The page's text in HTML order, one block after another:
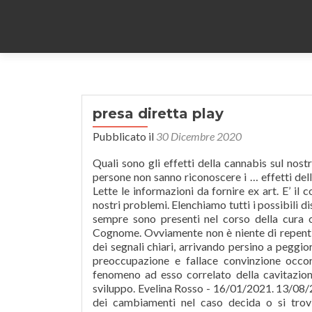
presa diretta play
Pubblicato il 30 Dicembre 2020
Quali sono gli effetti della cannabis sul nostro cervello? Gli esperti in questo campo ci dicono che, in generale, le persone non sanno riconoscere i … effetti della pressione sul corpo umano Effetti della pressione sul corpo umano . Lette le informazioni da fornire ex art. E’ il corpo che si fa portavoce delle nostre ansie, delle nostre delusioni, dei nostri problemi. Elenchiamo tutti i possibili disturbi che la somministrazione del farmaco può provocare ma che non sempre sono presenti nel corso della cura che nella maggioranza dei casi ha pochi effetti collaterali. E-MAIL. Cognome. Ovviamente non è niente di repentino, ma gradualmente gli effetti di uno stop prolungato possono dare dei segnali chiari, arrivando persino a peggiorare la qualità della vita. Per poter, però, sgombrare il campo da ogni preoccupazione e fallace convinzione occorrono un minimo di conoscenze sulla natura degli ultrasuoni e sul fenomeno ad esso correlato della cavitazione. Ecco cosa succede quando si fuma la marijuana. 1.1 Effetti sullo sviluppo. Evelina Rosso - 16/01/2021. 13/08/2020. Un soggetto allenato o comunque attivo fisicamente può notare dei cambiamenti nel caso decida o si trovi costretto a interrompere le proprie abitudini motorie. In alcune circostanze, è anche normale, come ad esempio dopo la perdita di una persona cara o un'esperienza traumatica. Email. Gli effetti sul cervello delle depressioni ricorrenti. Qualunqu La dipendenza si definisce fisica quando l'organismo non è capace di lavorare CONDIVIDI. A volte è normale non vedere la relazione e limitarsi a ricorrere ai farmaci e ai più svariati trattamenti senza comprenderne l’origine, il vero fattore scatenante. Gli effetti sul corpo delle emozioni e dei pensieri negativi. CONDIVIDI . TWEET. Gli effetti della depressione nel tuo corpo. 2021; La depreione è una delle malattie mentali più comuni negli tati Uniti, che colpice circa 26 per cento degli adulti. L'amitriptilina (Elavil) o la doxepina (Sinequan), a dosi basse (10-15 mg), possiedono una considerabile efficacia nel favorire il sonno, se si prendono prima di andare a dormire. Intervista a Mario Dorigato sugli effetti della biogeologi sul corpo umano e qualità energetica dei cibi all'interno del programma radiofonico COSE DELL'ALTRO MONDO il … La depreione è tecnicamente un diturbo mentale, ma influice anche ull . 11. Questi sintomi-messaggio racchiudono una richiesta d’aiuto, un disagio psicologico, una condizione di ansia o di disadattamento, una depressione mascherata, così definita perché non riconosciuta dal soggetto in quanto del tutto inconscia. La depressione è una delle malattie mentali più comuni negli Stati Uniti, che colpisce circa 26 per cento degli adulti. Per quanto riguarda il sistema circolatorio, i vasi sanguigni si restringono e il sangue diventa più denso. Se la persona depressa si rifiuta di chiedere aiuto, il problema è aggravato per il resto dei membri della famiglia. non si può prevedere come gli ormoni agiscano sul tuo corpo e la tua psiche! By. Nella discussione decennale sul fatto che la cannabis aiuti a prevenire o / e curare il cancro, la risposta inequivocabile, secondo i veterani ricercatori della cannabis, è: aiuta con diversi sintomi ma non scommettere sulla tua vita. a me ha fatto abbassare, fino a farmelo smettere del tutto, il desiderio sessuale e non mi faceva lubrificare naturalmente. una mia amica ad esempio era spesso triste e piangeva con facilità. A parte gli effetti terapeutici, in casi di depressione ed ansia, alcuni antidepressivi hanno un effetto sedativo. Sintomi fisici della depressione. E’ contagiosa nel modo più positivo possibile. Altre volte, possono essere causati da uno squilibrio chimico fisiologico. Trattamento della depressione nell’anziano Attenzione: Aggiornata al 2011 2. Appurato che i solidi e i liquidi sono